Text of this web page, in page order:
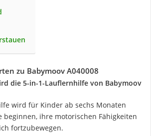
zu Babymoov A040008
die 5-in-1-Lauflernhilfe von Babymoov
wird für Kinder ab sechs Monaten
beginnen, ihre motorischen Fähigkeiten
fortzubewegen.